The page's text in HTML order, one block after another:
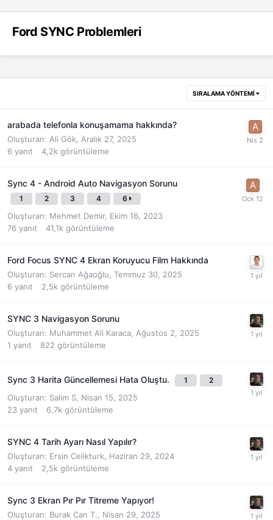
Ford SYNC Problemleri
SIRALAMA YÖNTEMI
arabada telefonla konuşamama hakkında?
Oluşturan: Ali Gök
Aralık 27, 2025
6 yanıt 4,2k görüntüleme
Sync 4 - Android Auto Navigasyon Sorunu
1 2 3 4 6
Oluşturan: Mehmet Demir, Ekim 16, 2023
76 yanıt 41,1k görüntüleme
Ford Focus SYNC 4 Ekran Koruyucu Film Hakkında
Oluşturan: Sercan Ağaoğlu Temmuz 30, 2025
6 yanıt 2,5k görüntüleme
SYNC 3 Navigasyon Sorunu
Oluşturan: Muhammet Ali Karaca Ağustos 2, 2025
1 yanıt 822 görüntüleme
Sync 3 Harita Güncellemesi Hata Oluştu. 1 2
Oluşturan: Salim S Nisan 15, 2025
23 yanıt 6,7k görüntüleme
SYNC 4 Tarih Ayarı Nasıl Yapılır?
Oluşturan: Ersin Celikturk
Haziran 29, 2024
4 yanıt 2,5k görüntüleme
Sync 3 Ekran Pır Pır Titreme Yapıyor!
Oluşturan: Burak Can T. Nisan 29, 2025